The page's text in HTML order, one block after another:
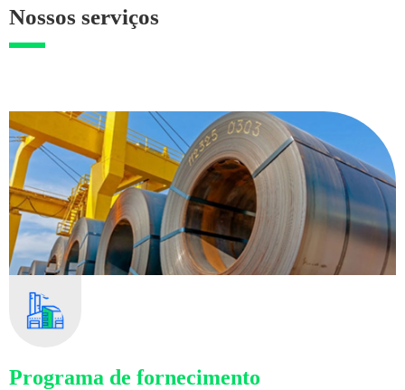
Nossos serviços
Programa de fornecimento